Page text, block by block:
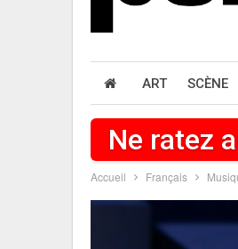
ART SCÈNE
Ne ratez
Accueil Français